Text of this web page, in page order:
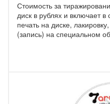
Стоимость за
диск в рублях и включает в
печать на диске,
(запись) на специальном